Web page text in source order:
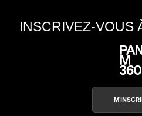
INSCRIVEZ-VOUS